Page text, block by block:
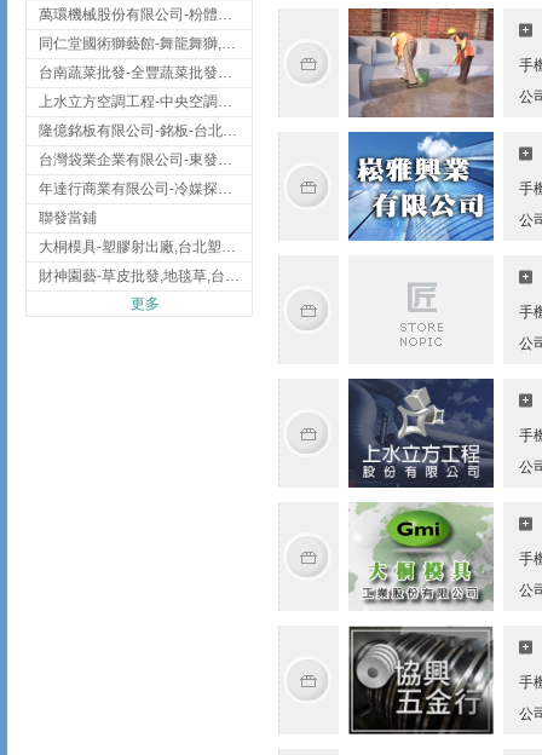
萬環機械股份有限公司-粉體塗裝設備,輸送機,輸送機設備,台南輸送機
同仁堂國術獅藝館-舞龍舞獅,台中舞龍舞獅
台南蔬菜批發-全豐蔬菜批發專送/台南蔬菜箱宅配到府
上水立方空調工程-中央空調規劃,台北中央空調規劃
隆億銘板有限公司-銘板-台北銘板-板橋銘板
台灣袋業企業有限公司-東發企業社/台中太空袋/太空包
年達行商業有限公司-冷媒探漏儀,壓力錶組,真空泵浦,台北冷凍空調材料
聯發當鋪
大桐模具-塑膠射出廠,台北塑膠射出廠
財神園藝-草皮批發,地毯草,台北草,彰化地毯草,彰化台北草
更多
手
公
手
公
手
公
手
公
手
公
手
公